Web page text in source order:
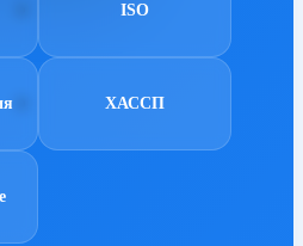
ISO
ХАССП